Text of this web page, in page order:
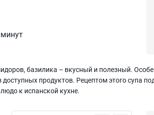
базилика – вкусный и полезный.
доступных продуктов. Рецептом этого супа
к испанской кухне.